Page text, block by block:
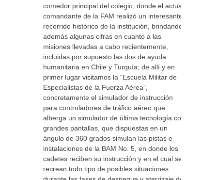
comedor principal del colegio, donde el actual
comandante de la FAM realizó un interesante
recorrido histórico de la institución, brindando
además algunas cifras en cuanto a las
misiones llevadas a cabo recientemente,
incluidas por supuesto las dos de ayuda
humanitaria en Chile y Turquía; de allí y en
primer lugar visitamos la “Escuela Militar de
Especialistas de la Fuerza Aérea”,
concretamente el simulador de instrucción
para controladores de tráfico aéreo que
alberga un simulador de última tecnología con
grandes pantallas, que dispuestas en un
ángulo de 360 grados simulan las pistas e
instalaciones de la BAM No. 5, en donde los
cadetes reciben su instrucción y en el cual se
recrean todo tipo de posibles situaciones